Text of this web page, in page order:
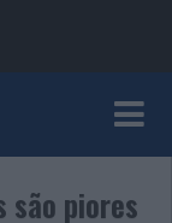
são piores